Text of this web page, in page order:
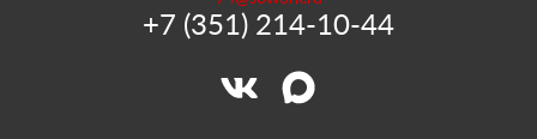
+7 (351) 214-10-44